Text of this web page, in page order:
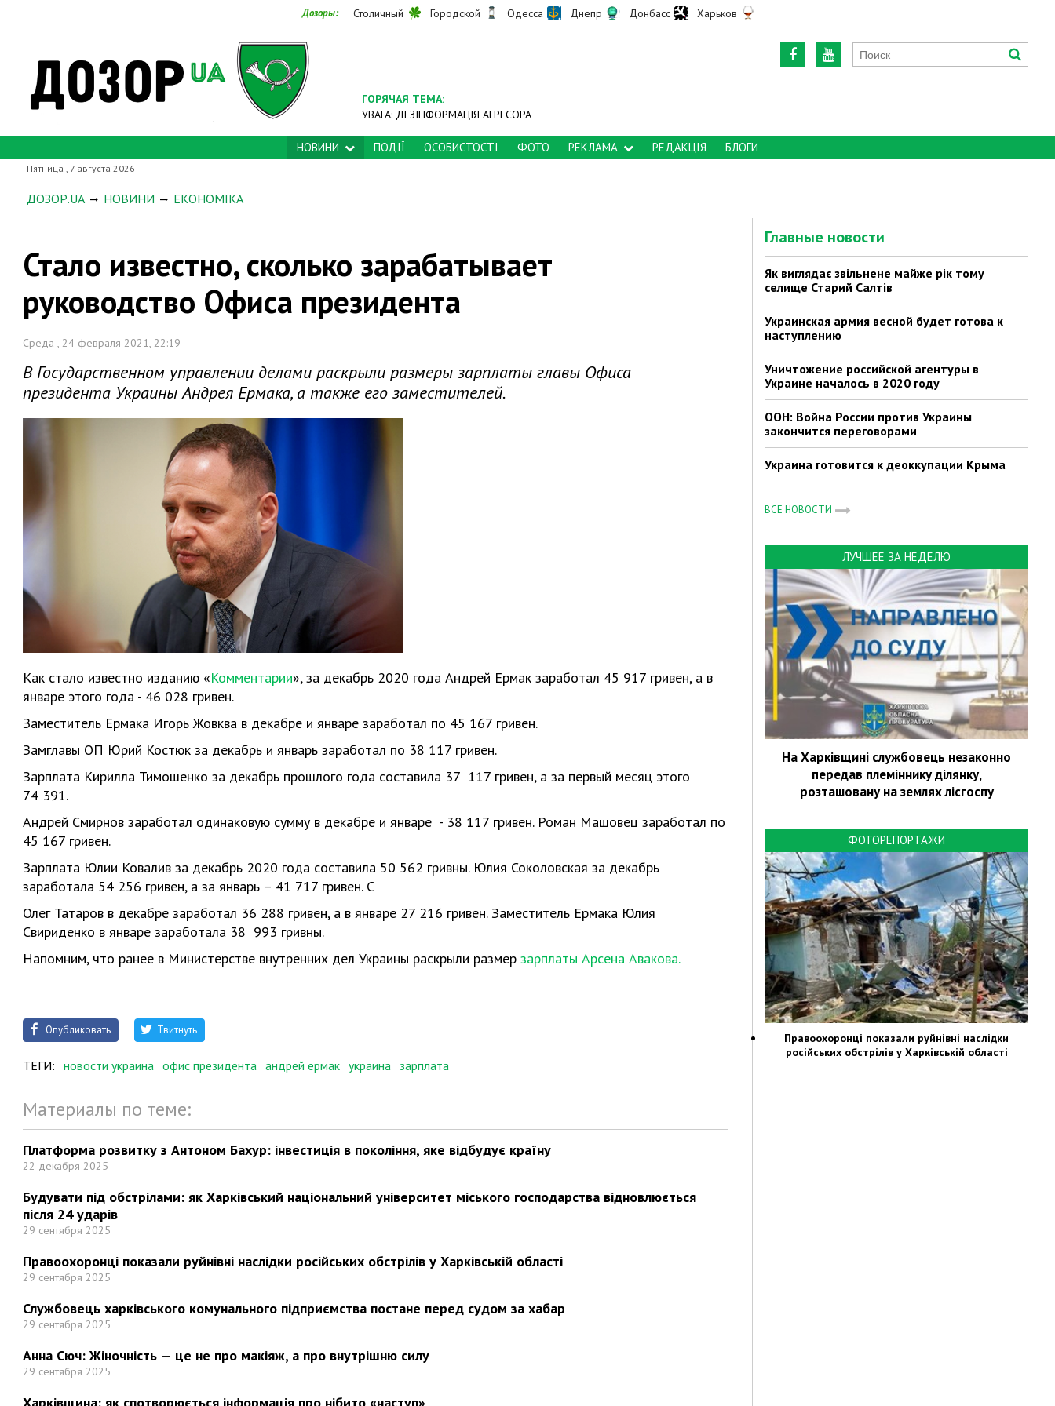
Дозоры: Столичный Городской Одесса Днепр Донбасс Харьков
ГОРЯЧАЯ ТЕМА:
УВАГА: ДЕЗІНФОРМАЦІЯ АГРЕСОРА
НОВИНИ ПОДІЇ ОСОБИСТОСТІ ФОТО РЕКЛАМА РЕДАКЦІЯ БЛОГИ
Пятница , 7 августа 2026
ДОЗОР.UA НОВИНИ ЕКОНОМІКА
Стало известно, сколько зарабатывает
руководство Офиса президента
Среда , 24 февраля 2021, 22:19
В Государственном управлении делами раскрыли размеры зарплаты главы Офиса
президента Украины Андрея Ермака, а также его заместителей.
Как стало известно изданию «Комментарии», за декабрь 2020 года Андрей Ермак заработал 45 917 гривен, а в
январе этого года - 46 028 гривен.
Заместитель Ермака Игорь Жовква в декабре и январе заработал по 45 167 гривен.
Замглавы ОП Юрий Костюк за декабрь и январь заработал по 38 117 гривен.
Зарплата Кирилла Тимошенко за декабрь прошлого года составила 37 117 гривен, а за первый месяц этого
74 391.
Андрей Смирнов заработал одинаковую сумму в декабре и январе - 38 117 гривен. Роман Машовец заработал по
45 167 гривен.
Зарплата Юлии Ковалив за декабрь 2020 года составила 50 562 гривны. Юлия Соколовская за декабрь
заработала 54 256 гривен, а за январь – 41 717 гривен. С
Олег Татаров в декабре заработал 36 288 гривен, а в январе 27 216 гривен. Заместитель Ермака Юлия
Свириденко в январе заработала 38 993 гривны.
Напомним, что ранее в Министерстве внутренних дел Украины раскрыли размер зарплаты Арсена Авакова.
Опубликовать Твитнуть
ТЕГИ: новости украина офис президента андрей ермак украина зарплата
Материалы по теме:
Платформа розвитку з Антоном Бахур: інвестиція в покоління, яке відбудує країну
22 декабря 2025
Будувати під обстрілами: як Харківський національний університет міського господарства відновлюється
після 24 ударів
29 сентября 2025
Правоохоронці показали руйнівні наслідки російських обстрілів у Харківській області
29 сентября 2025
Службовець харківського комунального підприємства постане перед судом за хабар
29 сентября 2025
Анна Сюч: Жіночність — це не про макіяж, а про внутрішню силу
29 сентября 2025
Главные новости
Як виглядає звільнене майже рік тому
селище Старий Салтів
Украинская армия весной будет готова к
наступлению
Уничтожение российской агентуры в
Украине началось в 2020 году
ООН: Война России против Украины
закончится переговорами
Украина готовится к деоккупации Крыма
ВСЕ НОВОСТИ
ЛУЧШЕЕ ЗА НЕДЕЛЮ
На Харківщині службовець незаконно
передав племіннику ділянку,
розташовану на землях лісгоспу
ФОТОРЕПОРТАЖИ
Правоохоронці показали руйнівні наслідки
російських обстрілів у Харківській області